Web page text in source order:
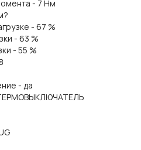
- 7 Нм
- 67 %
- 63 %
- 55 %
- да
ТЕРМОВЫКЛЮЧАТЕЛЬ